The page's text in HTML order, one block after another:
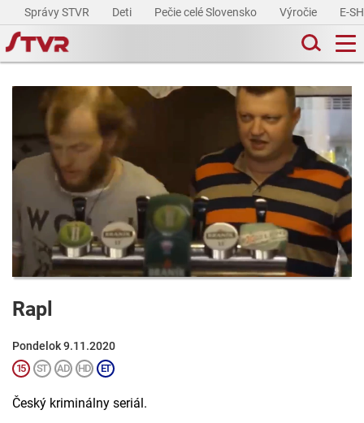
Správy STVR Deti Pečie celé Slovensko Výročie E-
Rapl
Pondelok 9.11.2020
Český kriminálny seriál.